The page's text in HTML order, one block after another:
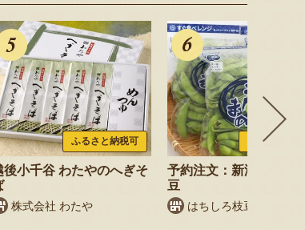
ふるさと納税可
後小千谷 わたやのへぎそ
株式会社 わたや
ふるさと納
予約注文：新潟産 枝豆
豆
はちしろ枝豆農園